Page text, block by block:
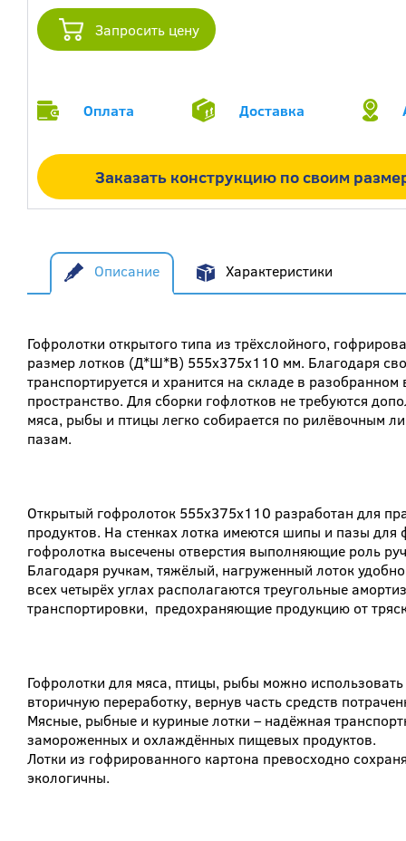
Запросить цену
Оплата Доставка
Заказать конструкцию по своим
Описание Характеристики
Гофролотки открытого типа из трёхслойного,
размер лотков (Д*Ш*В) 555x375x110 мм. Благодаря
транспортируется и хранится на складе в
пространство. Для сборки гофлотков не требуются
мяса, рыбы и птицы легко собирается по рилёвочным
пазам.
Открытый гофролоток 555x375x110 разработан для
продуктов. На стенках лотка имеются шипы и пазы
гофролотка высечены отверстия выполняющие роль
Благодаря ручкам, тяжёлый, нагруженный лоток
всех четырёх углах располагаются треугольные
транспортировки, предохраняющие продукцию от
Гофролотки для мяса, птицы, рыбы можно
вторичную переработку, вернув часть средств
Мясные, рыбные и куриные лотки – надёжная
замороженных и охлаждённых пищевых продуктов.
Лотки из гофрированного картона превосходно
экологичны.